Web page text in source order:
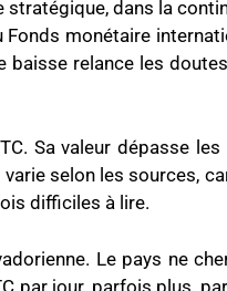
stratégique, dans la
monétaire
baisse relance les
Sa valeur dépasse les
selon les sources,
difficiles à lire.
Le pays ne